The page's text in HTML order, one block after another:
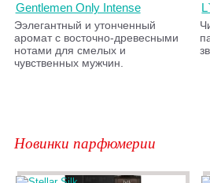
Gentlemen Only Intense
Ээлегантный и утонченный
аромат с восточно-древесными
нотами для смелых и
чувственных мужчин.
Новинки парфюмерии